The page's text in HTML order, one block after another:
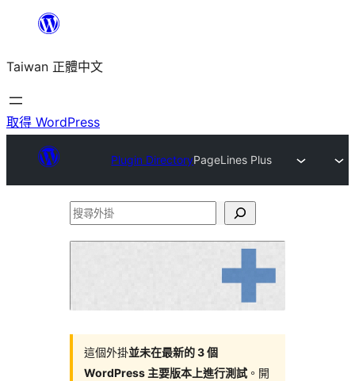
主
要
內
Taiwan 正體中文
取得 WordPress
Plugin DirectoryPageLines Plus
搜
這個外掛並未在最新的 3 個
WordPress 主要版本上進行測試 。開